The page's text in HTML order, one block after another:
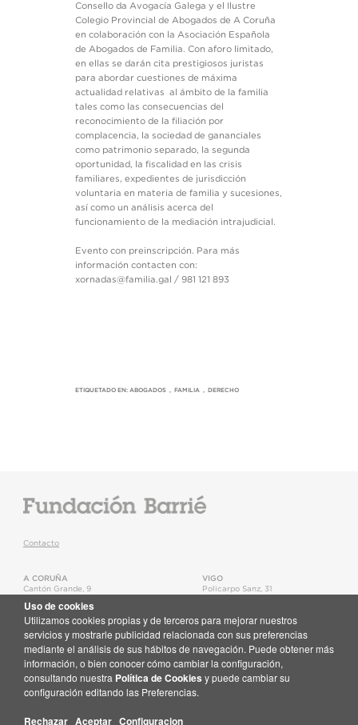
Consello da Avogacía Galega y el Ilustre
Colegio Provincial de Abogados de A Coruña
en colaboración con la Asociación Española
de Abogados de Familia. Con aforo limitado,
en ellas se darán cita prestigiosos juristas
para abordar cuestiones de máxima
actualidad relativas al ámbito de la familia
tales como las consecuencias del
reconocimiento de la filiación por
complacencia, la sociedad de gananciales
como patrimonio separado, la segunda
oportunidad, la fiscalidad en las crisis
familiares, expedientes de jurisdicción
voluntaria en materia de familia y sucesiones,
así como un análisis acerca del
funcionamiento de la mediación intrajudicial.
Evento con preinscripción. Para más
información contacten con:
xornadas@familia.gal / 981 121 893
ETIQUETADO EN: ABOGADOS, FAMILIA, DERECHO
Contacto
A CORUÑA
Cantón Grande, 9
T.+34 981 22 15 25
Mapa
VIGO
Policarpo Sanz, 31
Mapa
Recibe en tu correo toda la actualidad de la Fundación Barrié
Suscríbete aquí
© Fundación Barrié
Uso de cookies
Utilizamos cookies propias y de terceros para mejorar nuestros
servicios y mostrarle publicidad relacionada con sus preferencias
mediante el análisis de sus hábitos de navegación. Puede obtener más
información, o bien conocer cómo cambiar la configuración,
consultando nuestra Política de Cookies y puede cambiar su
configuración editando las Preferencias.
Rechazar Aceptar Configuracion